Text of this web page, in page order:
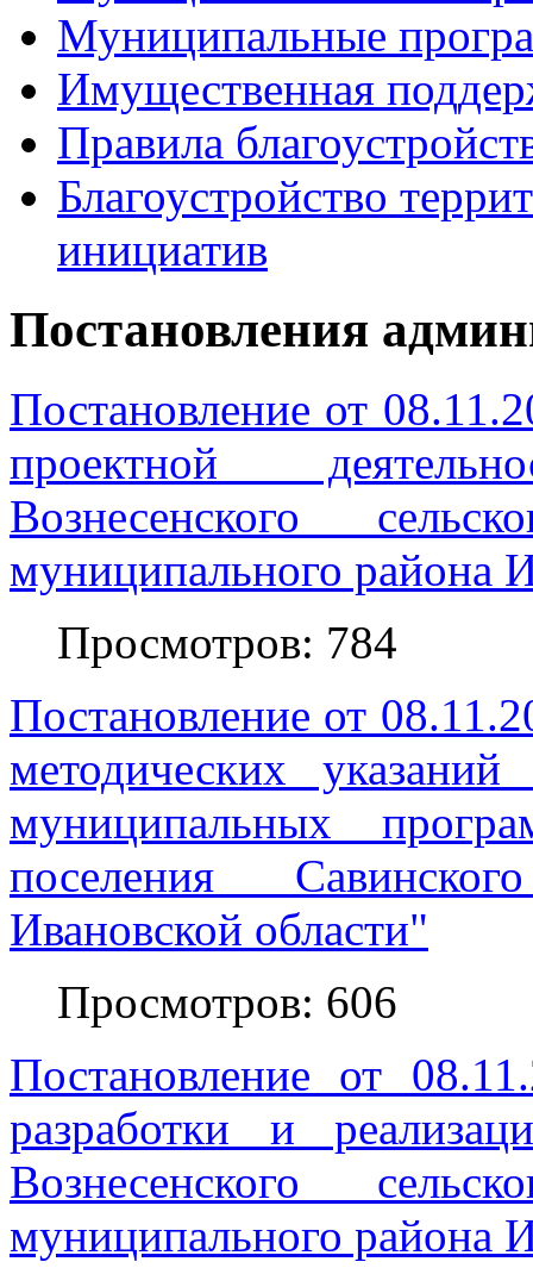
Муниципальные
Имущественная
Правила
Благоустройство
инициатив
Постановления
Постановление от
проектной
Вознесенского
муниципального района
Просмотров: 784
Постановление от
методических
муниципальных
поселения
Ивановской области"
Просмотров: 606
Постановление от
разработки и
Вознесенского
муниципального района